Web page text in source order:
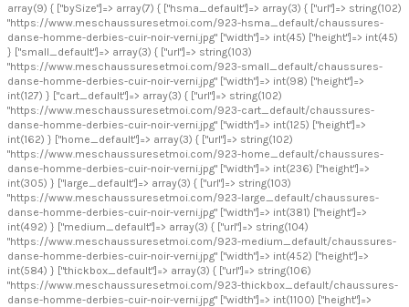
array(9) { ["bySize"]=> array(7) { ["hsma_default"]=> array(3) { ["url"]=> string(102)
"https://www.meschaussuresetmoi.com/923-hsma_default/chaussures-
danse-homme-derbies-cuir-noir-verni.jpg" ["width"]=> int(45) ["height"]=> int(45)
} ["small_default"]=> array(3) { ["url"]=> string(103)
"https://www.meschaussuresetmoi.com/923-small_default/chaussures-
danse-homme-derbies-cuir-noir-verni.jpg" ["width"]=> int(98) ["height"]=>
int(127) } ["cart_default"]=> array(3) { ["url"]=> string(102)
"https://www.meschaussuresetmoi.com/923-cart_default/chaussures-
danse-homme-derbies-cuir-noir-verni.jpg" ["width"]=> int(125) ["height"]=>
int(162) } ["home_default"]=> array(3) { ["url"]=> string(102)
"https://www.meschaussuresetmoi.com/923-home_default/chaussures-
danse-homme-derbies-cuir-noir-verni.jpg" ["width"]=> int(236) ["height"]=>
int(305) } ["large_default"]=> array(3) { ["url"]=> string(103)
"https://www.meschaussuresetmoi.com/923-large_default/chaussures-
danse-homme-derbies-cuir-noir-verni.jpg" ["width"]=> int(381) ["height"]=>
int(492) } ["medium_default"]=> array(3) { ["url"]=> string(104)
"https://www.meschaussuresetmoi.com/923-medium_default/chaussures-
danse-homme-derbies-cuir-noir-verni.jpg" ["width"]=> int(452) ["height"]=>
int(584) } ["thickbox_default"]=> array(3) { ["url"]=> string(106)
"https://www.meschaussuresetmoi.com/923-thickbox_default/chaussures-
danse-homme-derbies-cuir-noir-verni.jpg" ["width"]=> int(1100) ["height"]=>